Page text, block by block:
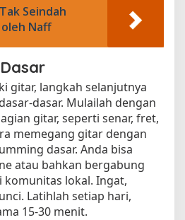
Seindah
Naff
gitar, langkah selanjutnya
dasar. Mulailah dengan
gitar, seperti senar, fret,
memegang gitar dengan
dasar. Anda bisa
atau bahkan bergabung
komunitas lokal. Ingat,
Latihlah setiap hari,
15-30 menit.